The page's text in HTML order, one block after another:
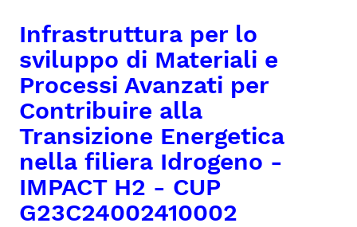
Infrastruttura per lo
sviluppo di Materiali e
Processi Avanzati per
Contribuire alla
Transizione Energetica
nella filiera Idrogeno -
IMPACT H2 - CUP
G23C24002410002